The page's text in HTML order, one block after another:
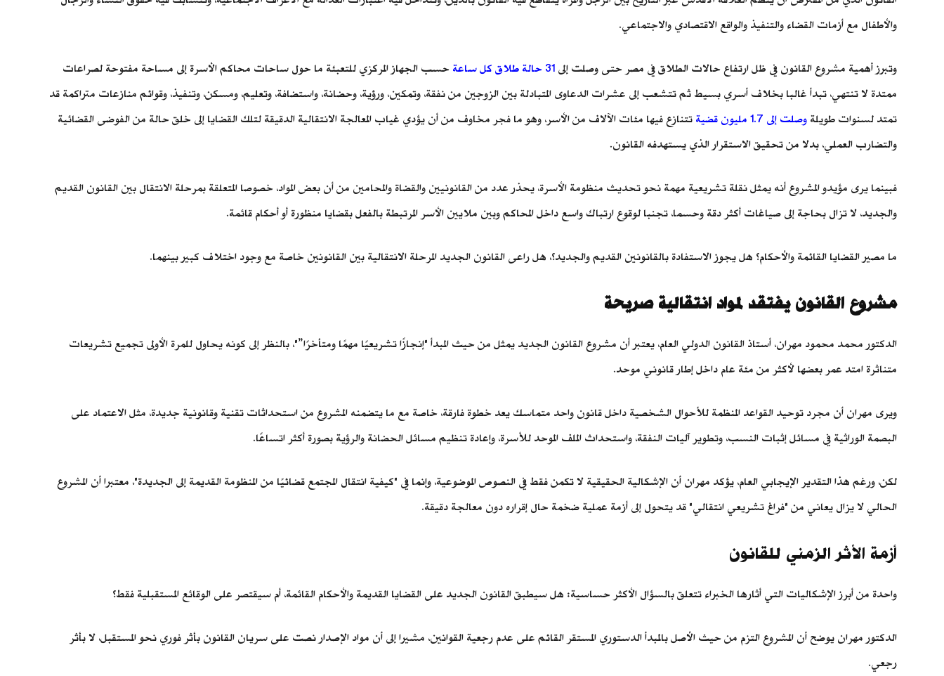
والأطفال مع أزمات القضاء والتنفيذ والواقع الاقتصادي والاجتماعي.
وتبرز أهمية مشروع القانون في ظل ارتفاع حالات الطلاق في مصر حتى وصلت إلى31 حالة طلاق كل ساعة
حسب الجهاز المركزي للتعبئة ما حول ساحات محاكم الأسرة إلى مساحة مفتوحة لصراعات
ممتدة لا تنتهي، تبدأ غالبا بخلاف أسري بسيط ثم تتشعب إلى عشرات الدعاوى المتبادلة بين الزوجين من نفقة، وتمكين، ورؤية، وحضانة، واستضافة، وتعليم، ومسكن، وتنفيذ، وقوائم منازعات متراكمة قد
تمتد لسنوات طويلةوصلت إلى 1.7 مليون قضية
تتنازع فيها مئات الآلاف من الأسر، وهو ما فجر مخاوف من أن يؤدي غياب المعالجة الانتقالية الدقيقة لتلك القضايا إلى خلق حالة من الفوضى القضائية
والتضارب العملي، بدلا من تحقيق الاستقرار الذي يستهدفه القانون.
فبينما يرى مؤيدو المشروع أنه يمثل نقلة تشريعية مهمة نحو تحديث منظومة الأسرة، يحذر عدد من القانونيين والقضاة والمحامين من أن بعض المواد، خصوصا المتعلقة بمرحلة الانتقال بين القانون القديم
والجديد، لا تزال بحاجة إلى صياغات أكثر دقة وحسما، تجنبا لوقوع ارتباك واسع داخل المحاكم وبين ملايين الأسر المرتبطة بالفعل بقضايا منظورة أو أحكام قائمة.
ما مصير القضايا القائمة والأحكام؟ هل يجوز الاستفادة بالقانونين القديم والجديد؟، هل راعى القانون الجديد المرحلة الانتقالية بين القانونين خاصة مع وجود اختلاف كبير بينهما.
مشروع القانون يفتقد لمواد انتقالية صريحة
الدكتور محمد محمود مهران، أستاذ القانون الدولي العام، يعتبر أن مشروع القانون الجديد يمثل من حيث المبدأ "إنجازًا تشريعيًا مهمًا ومتأخرًا”"، بالنظر إلى كونه يحاول للمرة الأولى تجميع تشريعات
متناثرة امتد عمر بعضها لأكثر من مئة عام داخل إطار قانوني موحد.
ويرى مهران أن مجرد توحيد القواعد المنظمة للأحوال الشخصية داخل قانون واحد متماسك يعد خطوة فارقة، خاصة مع ما يتضمنه المشروع من استحداثات تقنية وقانونية جديدة، مثل الاعتماد على
البصمة الوراثية في مسائل إثبات النسب، وتطوير آليات النفقة، واستحداث الملف الموحد للأسرة، وإعادة تنظيم مسائل الحضانة والرؤية بصورة أكثر اتساعًا.
لكن، ورغم هذا التقدير الإيجابي العام، يؤكد مهران أن الإشكالية الحقيقية لا تكمن فقط في النصوص الموضوعية، وإنما في "كيفية انتقال المجتمع قضائيًا من المنظومة القديمة إلى الجديدة"، معتبرا أن المشروع
الحالي لا يزال يعاني من "فراغ تشريعي انتقالي" قد يتحول إلى أزمة عملية ضخمة حال إقراره دون معالجة دقيقة.
أزمة الأثر الزمني للقانون
واحدة من أبرز الإشكاليات التي أثارها الخبراء تتعلق بالسؤال الأكثر حساسية: هل سيطبق القانون الجديد على القضايا القديمة والأحكام القائمة، أم سيقتصر على الوقائع المستقبلية فقط؟
الدكتور مهران يوضح أن المشروع التزم من حيث الأصل بالمبدأ الدستوري المستقر القائم على عدم رجعية القوانين، مشيرا إلى أن مواد الإصدار نصت على سريان القانون بأثر فوري نحو المستقبل، لا بأثر
رجعي.